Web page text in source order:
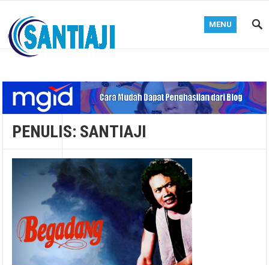
MENU
PENULIS: SANTIAJI